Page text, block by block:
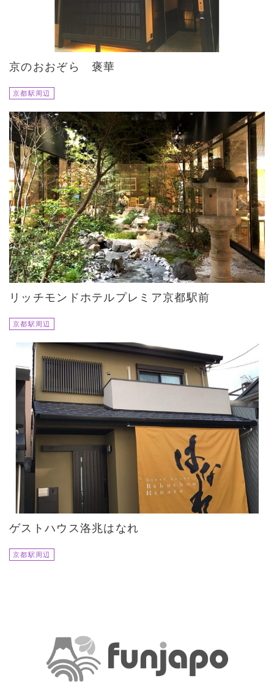
京のおおぞら 褒華
京都駅周辺
リッチモンドホテルプレミア京都駅前
京都駅周辺
ゲストハウス洛兆はなれ
京都駅周辺